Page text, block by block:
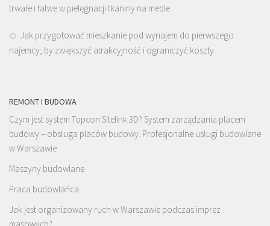
trwałe i łatwe w pielęgnacji tkaniny na meble
Jak przygotować mieszkanie pod wynajem do pierwszego
najemcy, by zwiększyć atrakcyjność i ograniczyć koszty
REMONT I BUDOWA
Czym jest system Topcon Sitelink 3D? System zarządzania placem
budowy – obsługa placów budowy. Profesjonalne usługi budowlane
w Warszawie
Maszyny budowlane
Praca budowlańca
Jak jest organizowany ruch w Warszawie podczas imprez